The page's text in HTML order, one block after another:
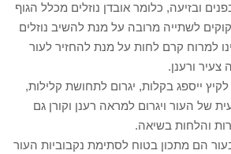
ובזיעה, כלומר אובדן נוזלים מכלל הגוף
לשתייה מרובה על מנת להשיב נוזלים
למרוח קרם לחות על מנת להחזיר לעור
צעיר ורענן.
ייספג בקלות, יגרום לתחושת קלילות,
של העור ויגרום למראה רענן וקורן גם
והלחות בשיאה.
בעור הם מתכון בטוח לסתימת נקבוביות העור